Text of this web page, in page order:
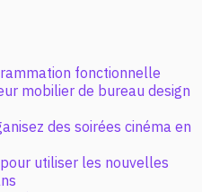
fonctionnelle
mobilier de bureau design
des soirées cinéma en
utiliser les nouvelles